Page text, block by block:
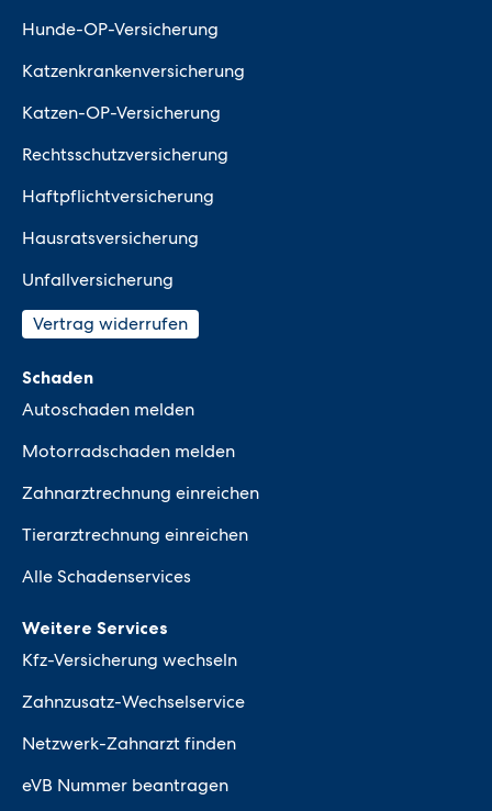
Hunde-OP-Versicherung
Katzenkrankenversicherung
Katzen-OP-Versicherung
Rechtsschutzversicherung
Haftpflichtversicherung
Hausratsversicherung
Unfallversicherung
Vertrag widerrufen
Schaden
Autoschaden melden
Motorradschaden melden
Zahnarztrechnung einreichen
Tierarztrechnung einreichen
Alle Schadenservices
Weitere Services
Kfz-Versicherung wechseln
Zahnzusatz-Wechselservice
Netzwerk-Zahnarzt finden
eVB Nummer beantragen